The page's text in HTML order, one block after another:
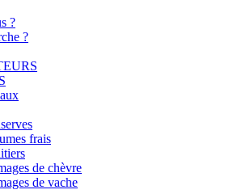
?
?
frais
de chèvre
de vache